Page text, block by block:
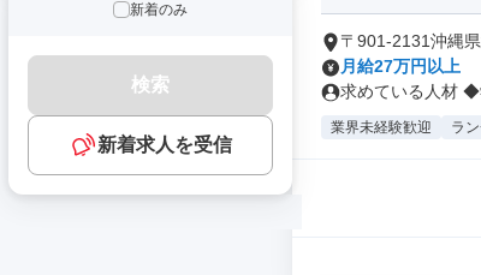
新着のみ
検索
新着求人を受信
〒901-2131沖縄
月給27万円以上
求めている人材 ◆
業界未経験歓迎 ラ